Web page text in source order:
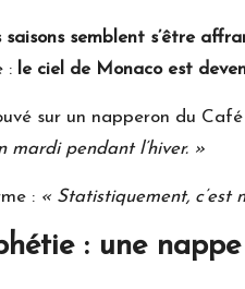
saisons semblent s’être
: le ciel de Monaco est
sur un napperon du
mardi pendant l’hiver. »
: « Statistiquement, c’est
: une